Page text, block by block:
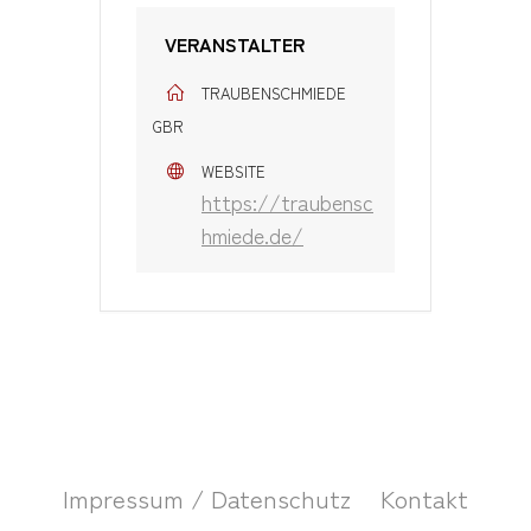
VERANSTALTER
TRAUBENSCHMIEDE
GBR
WEBSITE
https://traubensc
hmiede.de/
Impressum / Datenschutz Kontakt